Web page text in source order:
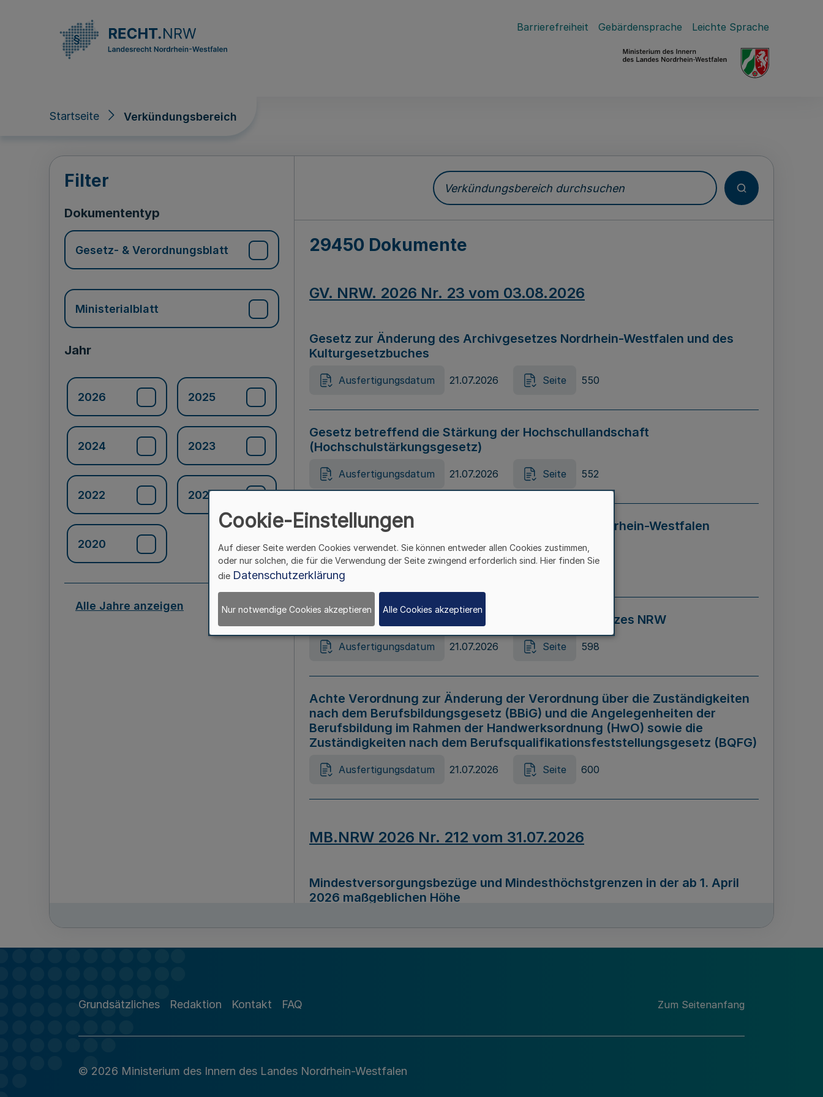
Barrierefreiheit Gebärdensprache Leichte Sprache
Startseite Verkündungsbereich
Verkündungsbereich
Filter
Dokumententyp
Gesetz- & Verordnungsblatt
Ministerialblatt
Jahr
2026 2025
2024 2023
2022 2021
2020
Alle Jahre anzeigen
Verkündungsbereich durchsuchen
29450 Dokumente
GV. NRW. 2026 Nr. 23 vom 03.08.2026
Gesetz zur Änderung des Archivgesetzes Nordrhein-Westfalen und des
Kulturgesetzbuches
Ausfertigungsdatum 21.07.2026 Seite 550
Gesetz betreffend die Stärkung der Hochschullandschaft
(Hochschulstärkungsgesetz)
Ausfertigungsdatum 21.07.2026 Seite 552
Gesetz zur Vermeidung von Diskriminierung in Nordrhein-Westfalen
(Landesantidiskriminierungsgesetz – LADG NRW)
Ausfertigungsdatum 21.07.2026 Seite 595
Gesetz zur Änderung des Online-Casinospiel Gesetzes NRW
Ausfertigungsdatum 21.07.2026 Seite 598
Achte Verordnung zur Änderung der Verordnung über die Zuständigkeiten
nach dem Berufsbildungsgesetz (BBiG) und die Angelegenheiten der
Berufsbildung im Rahmen der Handwerksordnung (HwO) sowie die
Zuständigkeiten nach dem Berufsqualifikationsfeststellungsgesetz (BQFG)
Ausfertigungsdatum 21.07.2026 Seite 600
MB.NRW 2026 Nr. 212 vom 31.07.2026
Mindestversorgungsbezüge und Mindesthöchstgrenzen in der ab 1. April
2026 maßgeblichen Höhe
Richtlinie zur Durchführung des Förderprogramms „Mittelstand Innovativ &
Grundsätzliches Redaktion Kontakt FAQ Zum Seitenanfang
© 2026 Ministerium des Innern des Landes Nordrhein-Westfalen
Cookie-Einstellungen
Auf dieser Seite werden Cookies verwendet. Sie können entweder allen Cookies zustimmen,
oder nur solchen, die für die Verwendung der Seite zwingend erforderlich sind. Hier finden Sie
die Datenschutzerklärung
Nur notwendige Cookies akzeptieren Alle Cookies akzeptieren